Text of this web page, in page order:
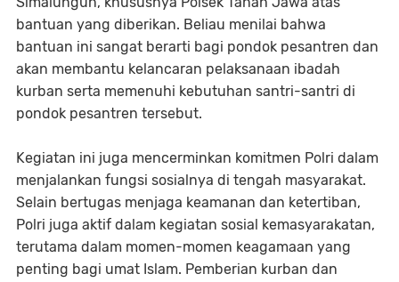
bantuan yang diberikan. Beliau menilai bahwa
bantuan ini sangat berarti bagi pondok pesantren dan
akan membantu kelancaran pelaksanaan ibadah
kurban serta memenuhi kebutuhan santri-santri di
pondok pesantren tersebut.
Kegiatan ini juga mencerminkan komitmen Polri dalam
menjalankan fungsi sosialnya di tengah masyarakat.
Selain bertugas menjaga keamanan dan ketertiban,
Polri juga aktif dalam kegiatan sosial kemasyarakatan,
terutama dalam momen-momen keagamaan yang
penting bagi umat Islam. Pemberian kurban dan